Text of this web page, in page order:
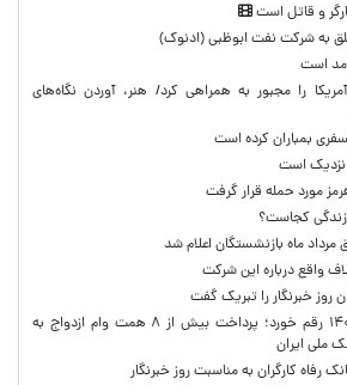
و قاتل است
به شرکت نفت ابوظبی (ادنوک)
است
را مجبور به همراهی کرد/ هنر، آوردن نگاه‌های
بمباران کرده است
نزدیک است
مورد حمله قرار گرفت
زندگی کجاست؟
مرداد ماه بازنشستگان اعلام شد
واقع درباره این شرکت
روز خبرنگار را تبریک گفت
در چهار ماه نخست ۱۴۰۵ رقم خورد؛ پرداخت بیش از ۸ همت وام ازدواج به
ملی ایران
رفاه کارگران به مناسبت روز خبرنگار